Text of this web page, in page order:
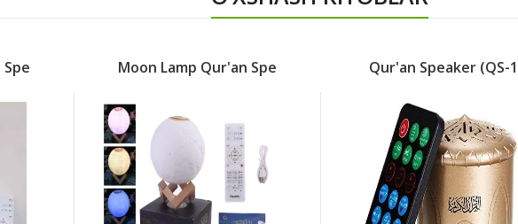
Qur'an Speaker (QS-1 Speaker Qur'an SQ-